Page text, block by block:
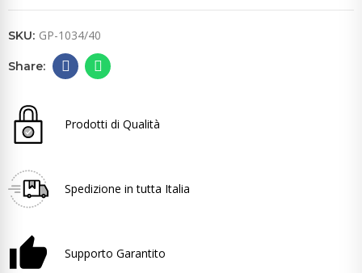
SKU: GP-1034/40
Prodotti di Qualità
Spedizione in tutta Italia
Supporto Garantito